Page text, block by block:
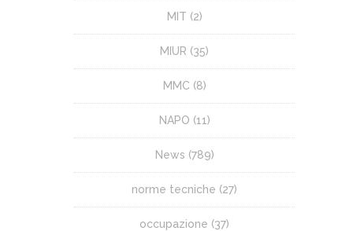
MIT (2)
MIUR (35)
MMC (8)
NAPO (11)
News (789)
norme tecniche (27)
occupazione (37)